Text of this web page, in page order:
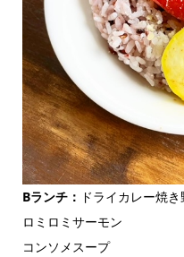
Bランチ： ドライカレー焼
ロミロミサーモン
コンソメスープ